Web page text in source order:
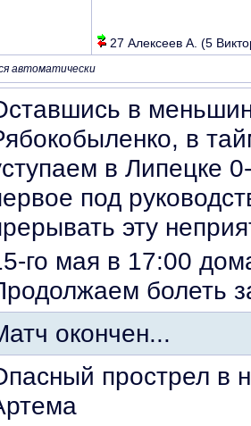
27 Алексеев А. (5
автоматически
в
в
в Липецке
под
эту
го мая в 17:00
болеть
окончен...
прострел в